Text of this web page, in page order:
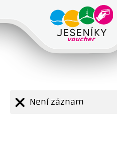
Není záznam